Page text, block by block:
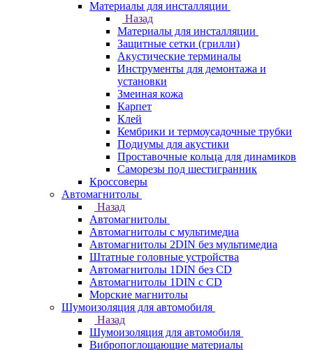
Материалы для инсталляции
Назад
Материалы для инсталляции
Защитные сетки (грилли)
Акустические терминалы
Инструменты для демонтажа и
установки
Змеиная кожа
Карпет
Клей
Кембрики и термоусадочные трубки
Подиумы для акустики
Проставочные кольца для динамиков
Саморезы под шестигранник
Кроссоверы
Автомагнитолы
Назад
Автомагнитолы
Автомагнитолы с мультимедиа
Автомагнитолы 2DIN без мультимедиа
Штатные головные устройства
Автомагнитолы 1DIN без CD
Автомагнитолы 1DIN с CD
Морские магнитолы
Шумоизоляция для автомобиля
Назад
Шумоизоляция для автомобиля
Вибропоглощающие материалы